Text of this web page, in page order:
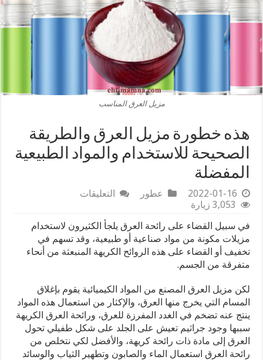
مزيل العرق المناسب
هذه خطورة مزيل العرق والطريقة
الصحيحة للاستخدام والمواد الطبيعية
المفضلة
2022-01-16 عطور التعليقات
مزيل
العرق
والطريقة
الصحيحة
الطبيعية
المفضلة
مغلقة
3,053 زيارة
في سبيل القضاء على رائحة العرق يلجأ الكثيرون لاستخدام
مزيلات مكونة من مواد صناعية أو طبيعية، وقد تسهم في
تخفيف أو القضاء على هذه الروائح الكريهة المنبعثة من أنحاء
متفرقة من الجسم.
لكن مزيل العرق المصنع من المواد الكيميائية يقوم بإغلاق
المسام التي يخرج منها العرق، والإكثار من استعمال هذه المواد
ينتج عنه تضخم في الغدد المفرزة للعرق، ورائحة العرق الكريهة
سببها وجود جراثيم تعيش على الجلد على شكل طفيلي تحول
العرق إلى مادة ذات رائحة كريهة، والأفضل لكي نتخلص من
رائحة العرق استعمال الماء والصابون وتطهير الثياب والوسائد